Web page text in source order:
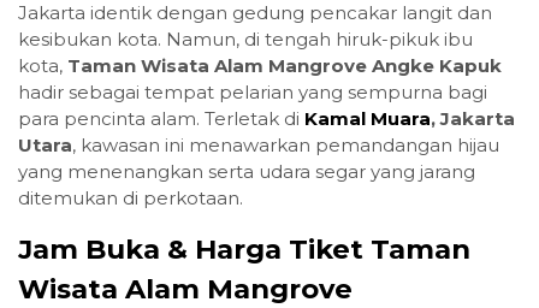
Jakarta identik dengan gedung pencakar langit dan
kesibukan kota. Namun, di tengah hiruk-pikuk ibu
kota, Taman Wisata Alam Mangrove Angke Kapuk
hadir sebagai tempat pelarian yang sempurna bagi
para pencinta alam. Terletak di Kamal Muara, Jakarta
Utara, kawasan ini menawarkan pemandangan hijau
yang menenangkan serta udara segar yang jarang
ditemukan di perkotaan.
Jam Buka & Harga Tiket Taman
Wisata Alam Mangrove